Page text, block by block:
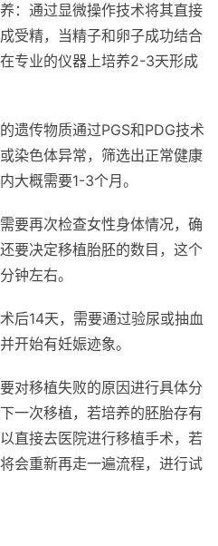
：通过显微操作技术将其直接
受精，当精子和卵子成功结合
专业的仪器上培养2-3天形成
遗传物质通过PGS和PDG技术
染色体异常，筛选出正常健康
大概需要1-3个月。
要再次检查女性身体情况，确
要决定移植胎胚的数目，这个
钟左右。
后14天，需要通过验尿或抽血
开始有妊娠迹象。
对移植失败的原因进行具体分
一次移植，若培养的胚胎存有
直接去医院进行移植手术，若
会重新再走一遍流程，进行试